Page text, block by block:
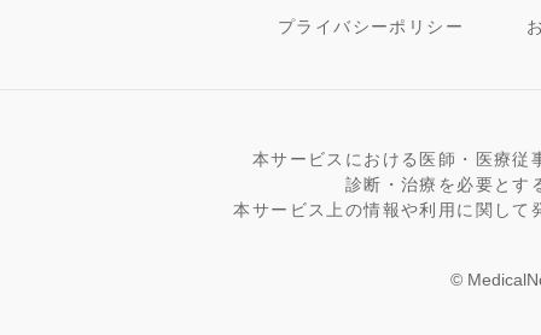
プライバシーポリシー
本サービスにおける医師・医療従
診断・治療を必要とす
本サービス上の情報や利用に関し
©